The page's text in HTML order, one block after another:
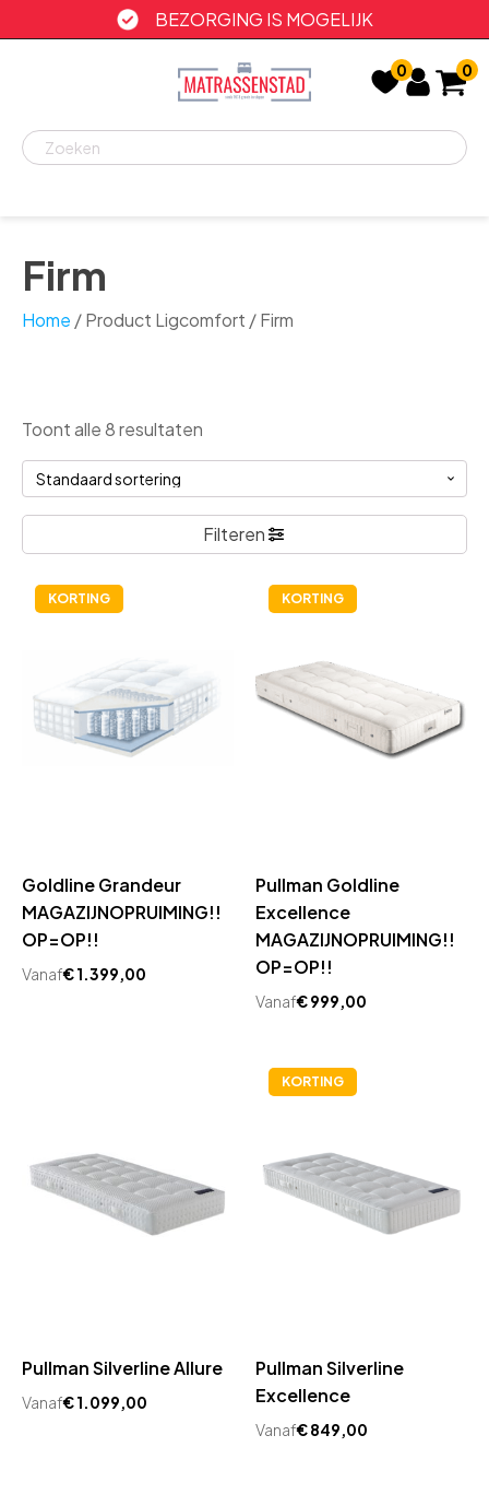
BEZORGING IS MOGELIJK
0 0
Firm
Home / Product Ligcomfort / Firm
Toont alle 8 resultaten
Filteren
KORTING
Goldline Grandeur
MAGAZIJNOPRUIMING!!
OP=OP!!
Vanaf€1.399,00
KORTING
Pullman Goldline
Excellence
MAGAZIJNOPRUIMING!!
OP=OP!!
Vanaf€999,00
Pullman Silverline Allure
Vanaf€1.099,00
KORTING
Pullman Silverline
Excellence
Vanaf€849,00